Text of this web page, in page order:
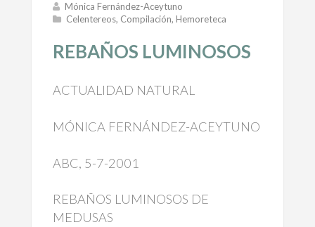
Mónica Fernández-Aceytuno
Celentereos, Compilación, Hemoreteca
REBAÑOS LUMINOSOS
ACTUALIDAD NATURAL
MÓNICA FERNÁNDEZ-ACEYTUNO
ABC, 5-7-2001
REBAÑOS LUMINOSOS DE
MEDUSAS